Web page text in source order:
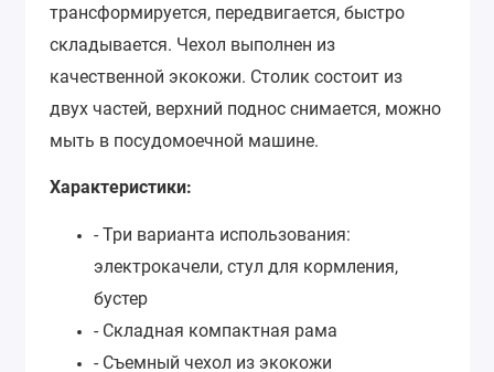
трансформируется, передвигается, быстро
складывается. Чехол выполнен из
качественной экокожи. Столик состоит из
двух частей, верхний поднос снимается, можно
мыть в посудомоечной машине.
Характеристики:
- Три варианта использования:
электрокачели, стул для кормления,
бустер
- Складная компактная рама
- Съемный чехол из экокожи